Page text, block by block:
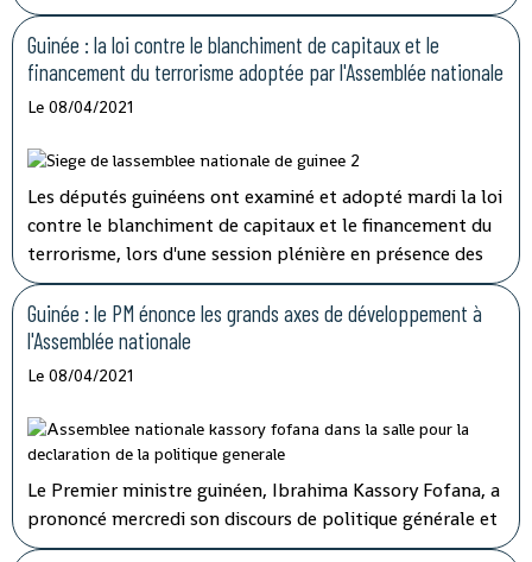
médécin général Rémy Lamah à la radio nationale.
Guinée : la loi contre le blanchiment de capitaux et le
financement du terrorisme adoptée par l'Assemblée nationale
Le 08/04/2021
Les députés guinéens ont examiné et adopté mardi la loi
contre le blanchiment de capitaux et le financement du
terrorisme, lors d'une session plénière en présence des
membres du gouvernement.
Guinée : le PM énonce les grands axes de développement à
l'Assemblée nationale
Le 08/04/2021
Le Premier ministre guinéen, Ibrahima Kassory Fofana, a
prononcé mercredi son discours de politique générale et
d'orientation devant les 108 députés présents sur les 114